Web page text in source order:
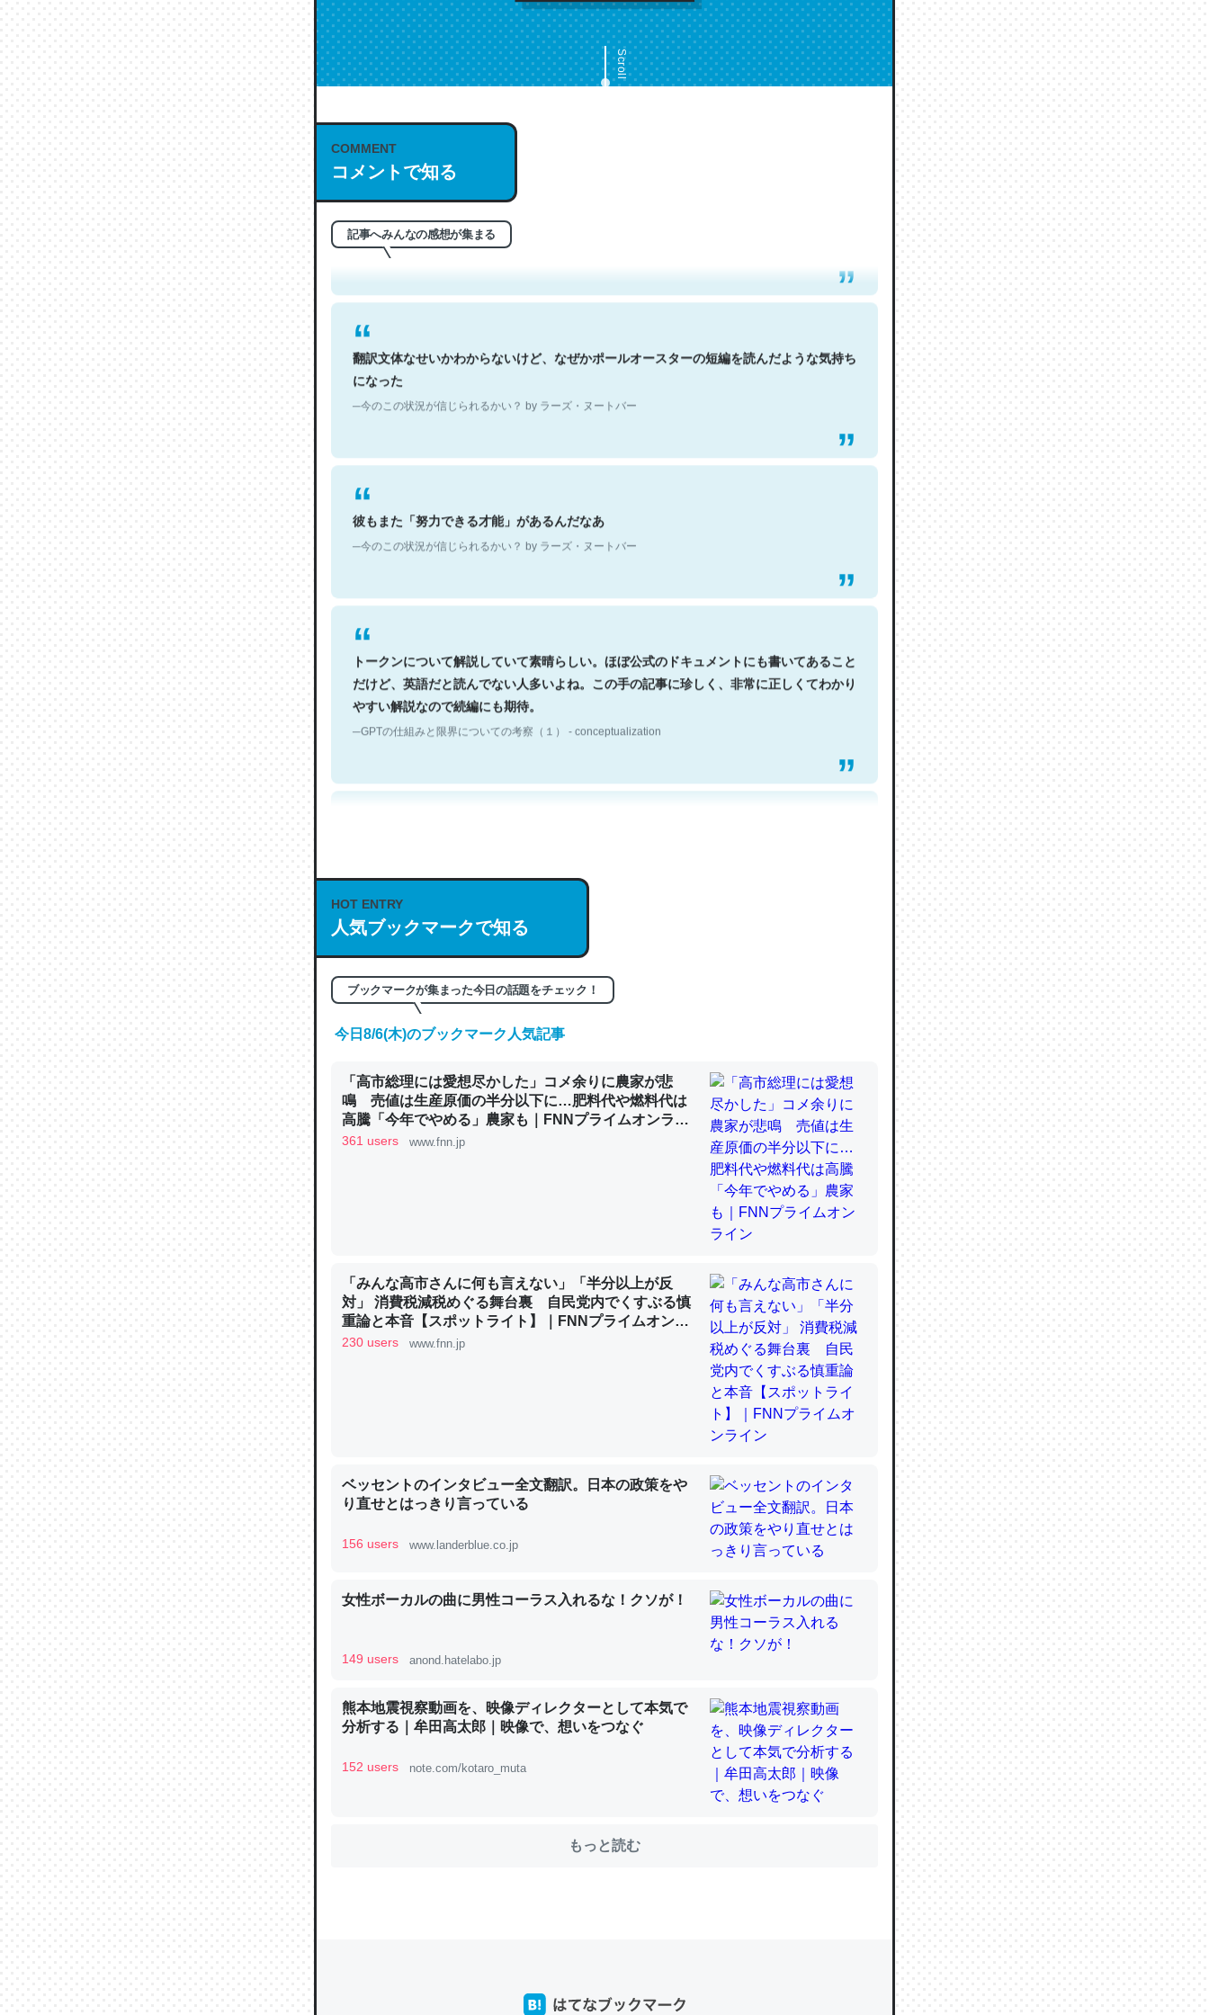
Scroll
COMMENT
コメントで知る
記事へみんなの感想が集まる
これは名文。彼はとてもクレバーなんだろうなと凄く思う。英語少しでも読める人は原文
もお勧め。自分はこの流れ好き。Let’s Fucking Go. Then Covid hit. Shit.
─今のこの状況が信じられるかい？ by ラーズ・ヌートバー
翻訳文体なせいかわからないけど、なぜかポールオースターの短編を読んだような気持ち
になった
─今のこの状況が信じられるかい？ by ラーズ・ヌートバー
彼もまた「努力できる才能」があるんだなあ
─今のこの状況が信じられるかい？ by ラーズ・ヌートバー
トークンについて解説していて素晴らしい。ほぼ公式のドキュメントにも書いてあること
だけど、英語だと読んでない人多いよね。この手の記事に珍しく、非常に正しくてわかり
やすい解説なので続編にも期待。
─GPTの仕組みと限界についての考察（１） - conceptualization
これは良記事。32768トークンだと英語小説100ページ分くらい。小説でいう「ずっと前
の伏線」は回収されないけど、短期記憶というには多い分量。進化すればするほど分かり
やすく強くなりそう
昆虫ってカルシウム少ないのか。知らんかった。調べたらコオロギのカルシウム分はエビ
─ニュース :: 【研究発表】昆虫学の大問題＝「昆虫はなぜ海にいないのか」に関する新仮説
論文では「淡水はカルシウムも酸素も不足してて両方に不利だから両方が拮抗してるので
は」とあって面白い。海にいる鋏角類（カブトガニ・ウミグモ）はカルシウムを使わずキ
─ニュース :: 【研究発表】昆虫学の大問題＝「昆虫はなぜ海にいないのか」に関する新仮説
これを元に考えるとカルシウムを大量に使う脊椎動物と貝類は苦労してるんだな…。腹足
類だと殻を無くしてナメクジになったり努力してるし。
中。あと、Googleマップで位置情報を共有してる。電池残量や充電中かが分かるのでこ
れ見て生きてるなって分かる。
─たまにLINEするくらいだった遠方の父67歳と僕。ITツール導入でコミュニケーションが劇的に変化し
た｜tayorini by LIFULL介護
HOT ENTRY
人気ブックマークで知る
ブックマークが集まった今日の話題をチェック！
今日8/6(木)のブックマーク人気記事
「高市総理には愛想尽かした」コメ余りに農家が悲
鳴 売値は生産原価の半分以下に…肥料代や燃料代は
高騰「今年でやめる」農家も｜FNNプライムオンライ
ン
361 users www.fnn.jp
「みんな高市さんに何も言えない」「半分以上が反
対」 消費税減税めぐる舞台裏 自民党内でくすぶる慎
重論と本音【スポットライト】｜FNNプライムオンラ
イン
230 users www.fnn.jp
ベッセントのインタビュー全文翻訳。日本の政策をや
り直せとはっきり言っている
156 users www.landerblue.co.jp
女性ボーカルの曲に男性コーラス入れるな！クソが！
149 users anond.hatelabo.jp
熊本地震視察動画を、映像ディレクターとして本気で
分析する｜牟田高太郎｜映像で、想いをつなぐ
152 users note.com/kotaro_muta
もっと読む